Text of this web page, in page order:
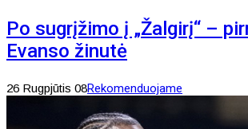
Po sugrįžimo į „Žalgirį“ –
Evanso žinutė
26 Rugpjūtis 08Rekomenduojame